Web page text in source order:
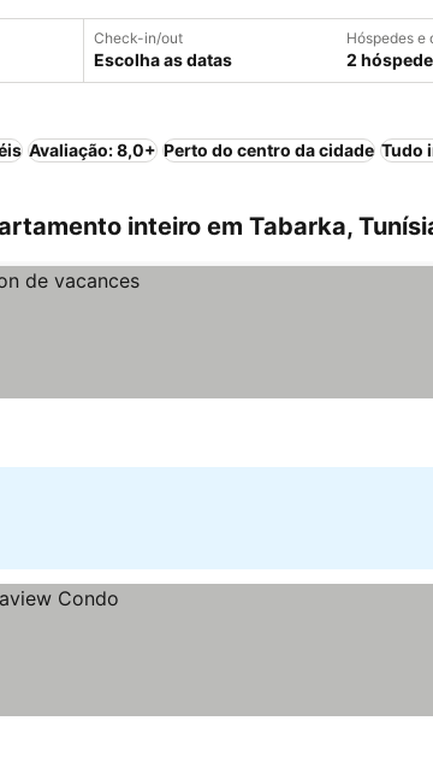
Check-in/out
Escolha as datas
Hóspedes e
2
Avaliação: 8,0+ Perto do centro da cidade Tudo
inteiro em Tabarka,